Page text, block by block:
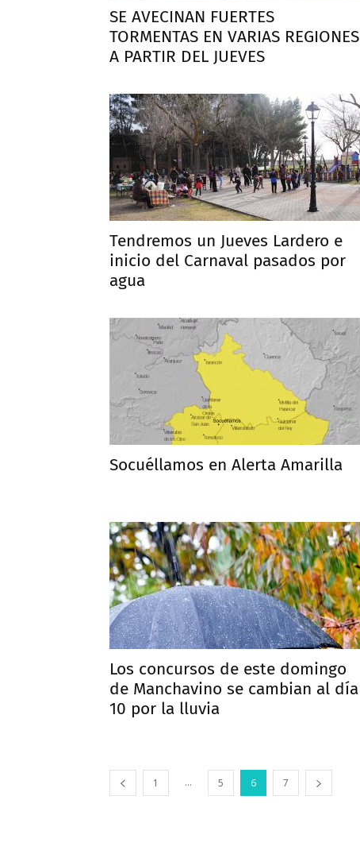
SE AVECINAN FUERTES
TORMENTAS EN VARIAS REGIONES
A PARTIR DEL JUEVES
Tendremos un Jueves Lardero e
inicio del Carnaval pasados por
agua
Socuéllamos en Alerta Amarilla
Los concursos de este domingo
de Manchavino se cambian al día
10 por la lluvia
1 ... 5 6 7